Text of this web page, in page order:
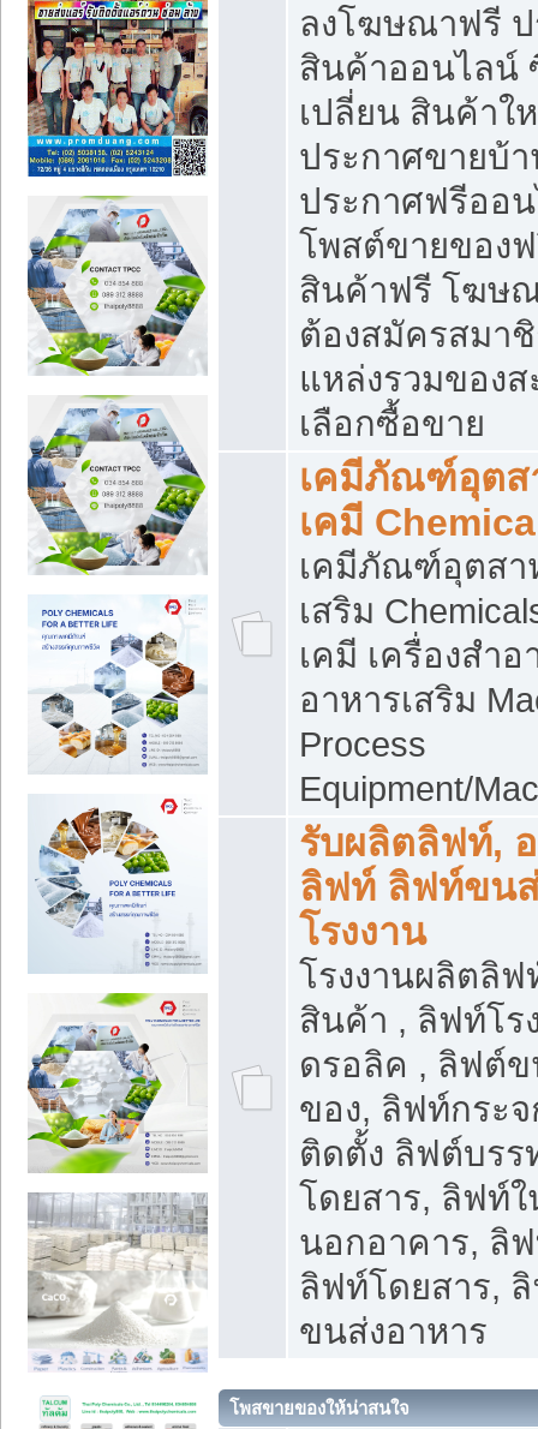
ลงโฆษณาฟรี
สินค้าออนไลน์
เปลี่ยน สินค้าใ
ประกาศขายบ้
ประกาศฟรีออ
โพสต์ขายของ
สินค้าฟรี โฆษ
ต้องสมัครสมา
แหล่งรวมของ
เลือกซื้อขาย
เคมีภัณฑ์อุตส
เคมี
เคมีภัณฑ์อุตสา
เสริม
เคมี เครื่องสำ
อาหารเสริม
Process
Equipment/
รับผลิตลิฟท์,
ลิฟท์ ลิฟท์ขน
โรงงาน
โรงงานผลิตลิ
สินค้า , ลิฟท์โร
ดรอลิค , ลิฟต์
ของ, ลิฟท์กระ
ติดตั้ง ลิฟต์บร
โดยสาร, ลิฟท์
นอกอาคาร, ลิ
ลิฟท์โดยสาร,
ขนส่งอาหาร
โพสขายของให้น่าสนใจ